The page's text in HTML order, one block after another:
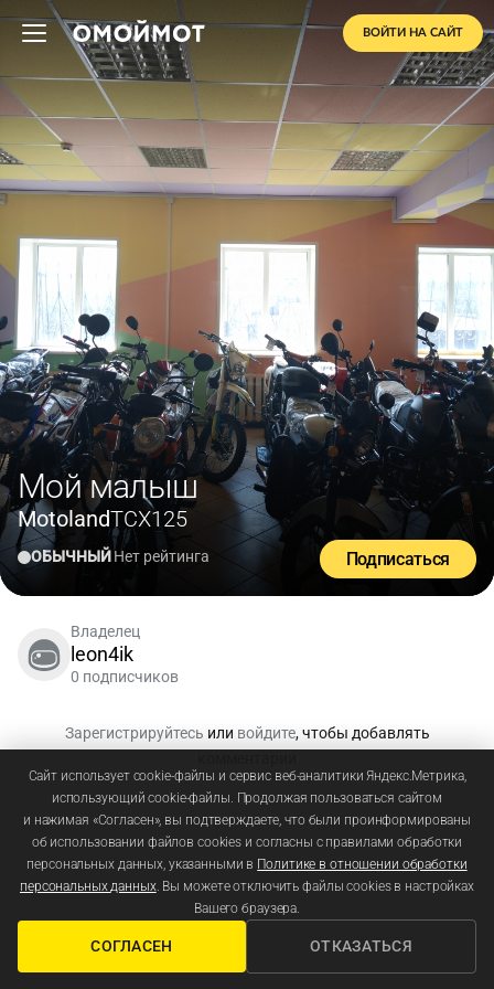
ВОЙТИ НА САЙТ
Мой малыш
MotolandTCX125
ОБЫЧНЫЙНет рейтинга Подписаться
Владелец
leon4ik
0 подписчиков
Зарегистрируйтесь или войдите, чтобы добавлять
Сайт использует cookie-файлы и сервис веб-аналитики Яндекс.Метрика,
использующий cookie-файлы. Продолжая пользоваться сайтом
и нажимая «Согласен», вы подтверждаете, что были проинформированы
об использовании файлов cookies и согласны с правилами обработки
персональных данных, указанными в Политике в отношении обработки
персональных данных. Вы можете отключить файлы cookies в настройках
Вашего браузера.
СОГЛАСЕН ОТКАЗАТЬСЯ